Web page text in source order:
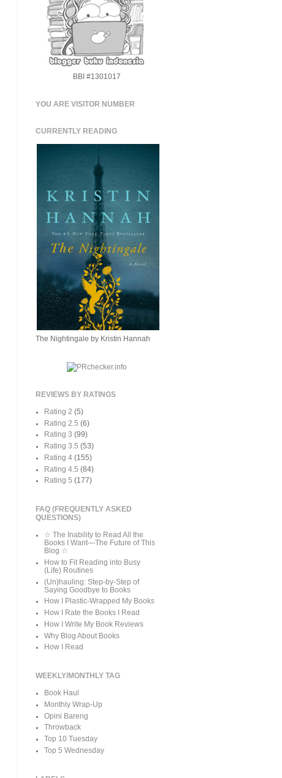
BBI #1301017
YOU ARE VISITOR NUMBER
CURRENTLY READING
The Nightingale by Kristin Hannah
REVIEWS BY RATINGS
Rating 2 (5)
Rating 2.5 (6)
Rating 3 (99)
Rating 3.5 (53)
Rating 4 (155)
Rating 4.5 (84)
Rating 5 (177)
FAQ (FREQUENTLY ASKED
QUESTIONS)
☆ The Inability to Read All the
Books I Want—The Future of This
Blog ☆
How to Fit Reading into Busy
(Life) Routines
(Un)hauling: Step-by-Step of
Saying Goodbye to Books
How I Plastic-Wrapped My Books
How I Rate the Books I Read
How I Write My Book Reviews
Why Blog About Books
How I Read
WEEKLY/MONTHLY TAG
Book Haul
Monthly Wrap-Up
Opini Bareng
Throwback
Top 10 Tuesday
Top 5 Wednesday